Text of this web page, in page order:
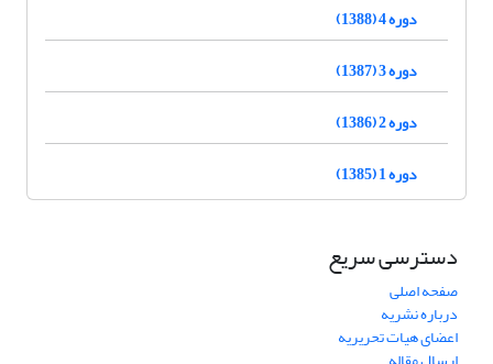
دوره 4 (1388)
دوره 3 (1387)
دوره 2 (1386)
دوره 1 (1385)
دسترسی سریع
صفحه اصلی
درباره نشریه
اعضای هیات تحریریه